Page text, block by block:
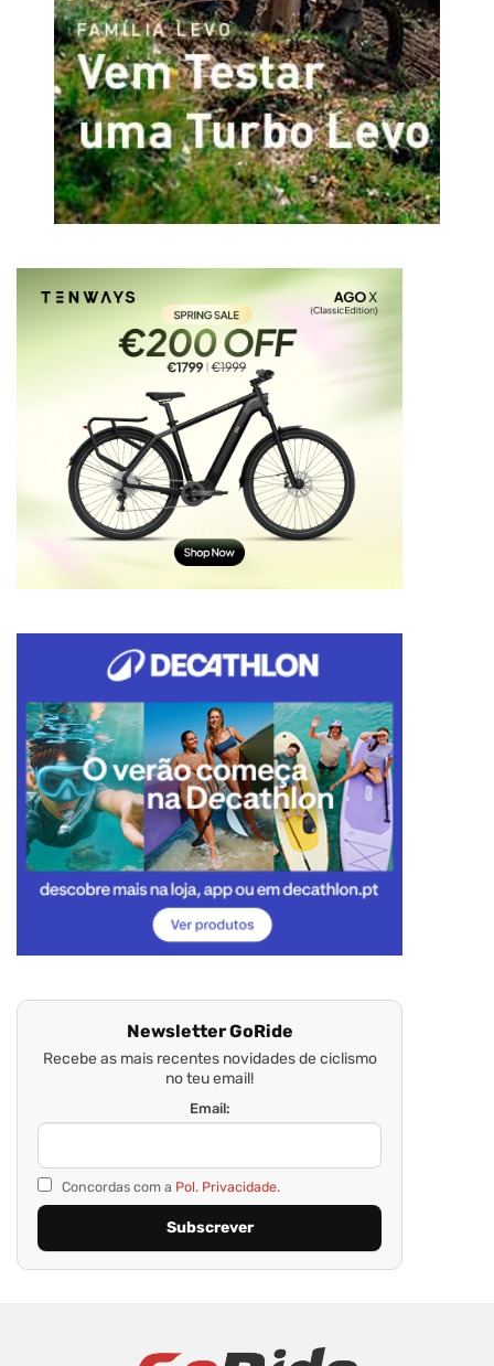
Newsletter GoRide
Recebe as mais recentes novidades de ciclismo
no teu email!
Email:
Concordas com a Pol. Privacidade.